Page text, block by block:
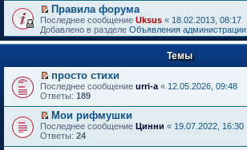
й
т
и
к
п
в
о
м
у
н
е
п
р
П
е
р
е
т
и
к
п
р
в
о
м
Правила форума
Последнее сообщение Uksus « 18.02.2013, 08:17
Добавлено в разделе Объявления администрации
Темы
П
е
е
й
т
и
просто стихи
Последнее сообщение urri-a « 12.05.2026, 09:48
Ответы: 189
П
е
Мои рифмушки
Последнее сообщение Цинни « 19.07.2022, 16:30
Ответы: 24